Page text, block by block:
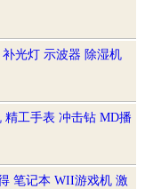
光灯 示波器 除湿机
精工手表 冲击钻 MD播
笔记本 WII游戏机 激